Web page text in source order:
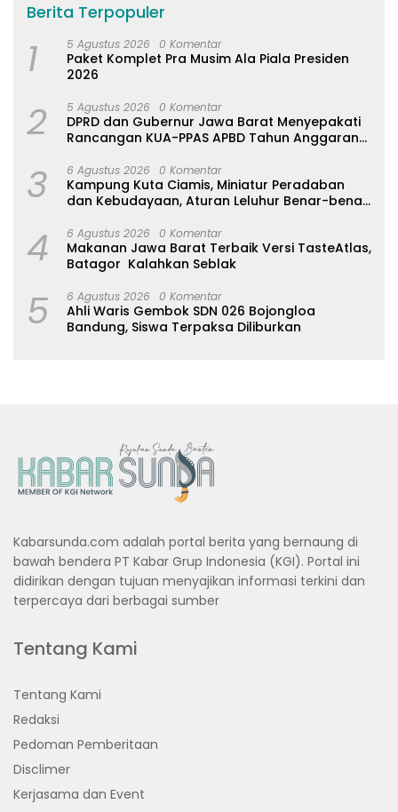
Berita Terpopuler
1 5 Agustus 2026 0 Komentar
Paket Komplet Pra Musim Ala Piala Presiden
2026
2 5 Agustus 2026 0 Komentar
DPRD dan Gubernur Jawa Barat Menyepakati
Rancangan KUA-PPAS APBD Tahun Anggaran
3 6 Agustus 2026 0 Komentar
Kampung Kuta Ciamis, Miniatur Peradaban
dan Kebudayaan, Aturan Leluhur Benar-benar
4 6 Agustus 2026 0 Komentar
Makanan Jawa Barat Terbaik Versi TasteAtlas,
Batagor Kalahkan Seblak
5 6 Agustus 2026 0 Komentar
Ahli Waris Gembok SDN 026 Bojongloa
Bandung, Siswa Terpaksa Diliburkan
Kabarsunda.com adalah portal berita yang bernaung di
bawah bendera PT Kabar Grup Indonesia (KGI). Portal ini
didirikan dengan tujuan menyajikan informasi terkini dan
terpercaya dari berbagai sumber
Tentang Kami
Tentang Kami
Redaksi
Pedoman Pemberitaan
Disclimer
Kerjasama dan Event